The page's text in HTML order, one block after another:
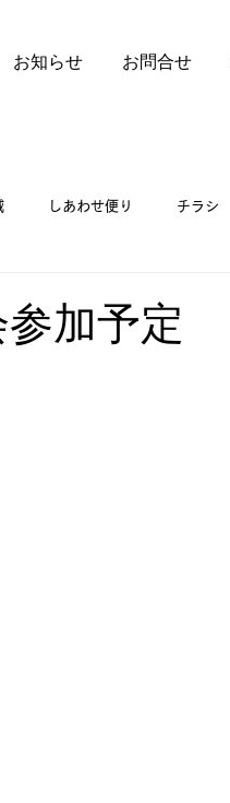
お知らせ お問合せ
しあわせ便り チラシ
加予定